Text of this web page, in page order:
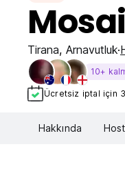
Tirana, Arnavutluk
10+
Ücretsiz iptal için
Hakkında